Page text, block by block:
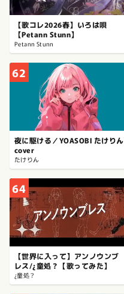
【歌コレ2026春】いろは唄
【Petann Stunn】
Petann Stunn
62
夜に駆ける／YOASOBI たけりん
cover
たけりん
64
【世界に入って】アンノウンブ
レス/¿童処？【歌ってみた】
¿童処？